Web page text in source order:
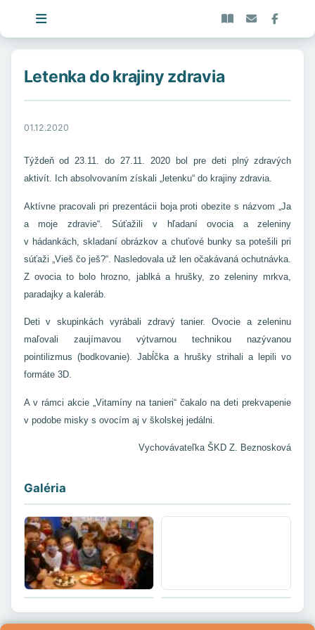
Letenka do krajiny zdravia
01.12.2020
Týždeň od 23.11. do 27.11. 2020 bol pre deti plný zdravých
aktivít. Ich absolvovaním získali „letenku“ do krajiny zdravia.
Aktívne pracovali pri prezentácii boja proti obezite s názvom „Ja
a moje zdravie“. Súťažili v hľadaní ovocia a zeleniny
v hádankách, skladaní obrázkov a chuťové bunky sa potešili pri
súťaži „Vieš čo ješ?“. Nasledovala už len očakávaná ochutnávka.
Z ovocia to bolo hrozno, jablká a hrušky, zo zeleniny mrkva,
paradajky a kaleráb.
Deti v skupinkách vyrábali zdravý tanier. Ovocie a zeleninu
maľovali zaujímavou výtvarnou technikou nazývanou
pointilizmus (bodkovanie). Jabĺčka a hrušky strihali a lepili vo
formáte 3D.
A v rámci akcie „Vitamíny na tanieri“ čakalo na deti prekvapenie
v podobe misky s ovocím aj v školskej jedálni.
Vychovávateľka ŠKD Z. Beznosková
Galéria